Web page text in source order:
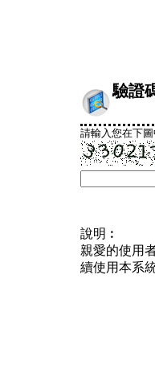
驗證
請輸入您在下
說明︰
親愛的使用
續使用本系